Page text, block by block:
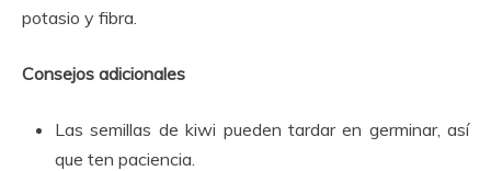
potasio y fibra.
Consejos adicionales
Las semillas de kiwi pueden tardar en germinar, así
que ten paciencia.